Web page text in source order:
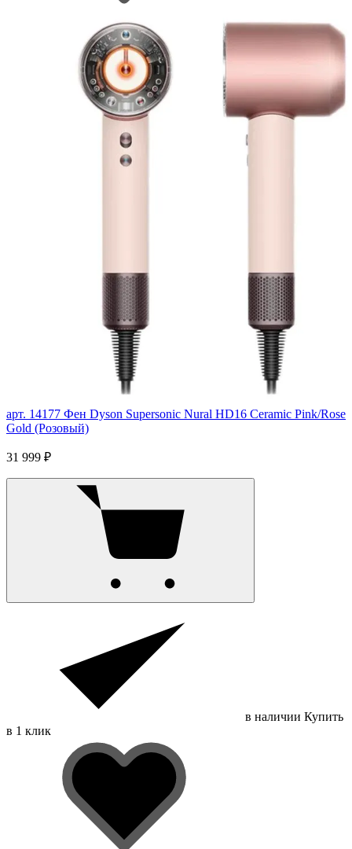
арт. 14177 Фен Dyson Supersonic Nural HD16 Ceramic Pink/Rose
Gold (Розовый)
31 999 ₽
в наличии Купить
в 1 клик